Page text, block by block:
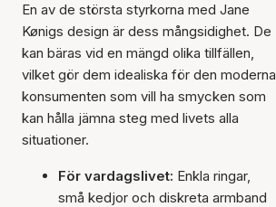
En av de största styrkorna med Jane
Kønigs design är dess mångsidighet. De
kan bäras vid en mängd olika tillfällen,
vilket gör dem idealiska för den moderna
konsumenten som vill ha smycken som
kan hålla jämna steg med livets alla
situationer.
För vardagslivet: Enkla ringar,
små kedjor och diskreta armband